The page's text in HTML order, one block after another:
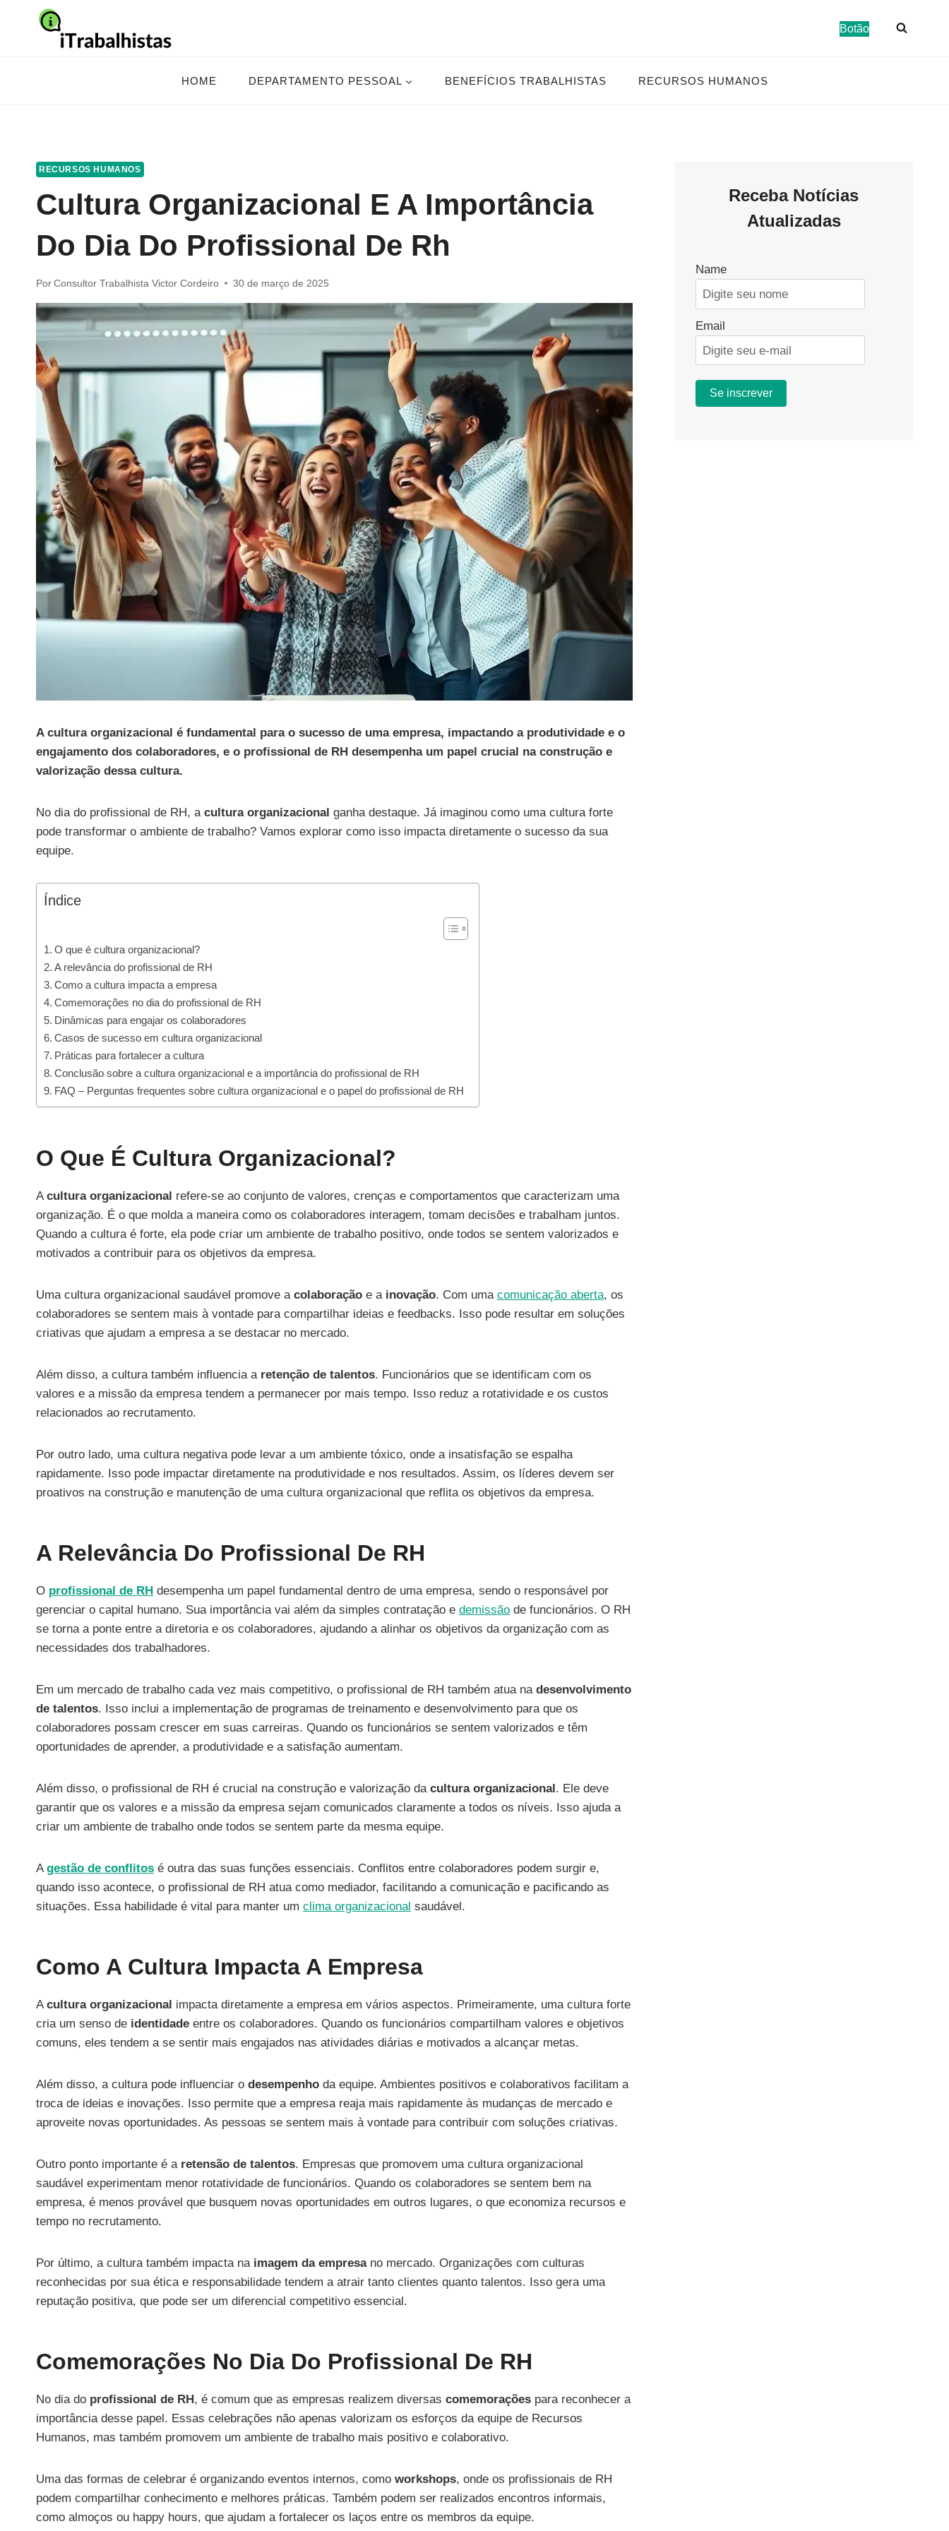
Botão
HOME DEPARTAMENTO PESSOAL BENEFÍCIOS TRABALHISTAS RECURSOS HUMANOS
RECURSOS HUMANOS
Cultura Organizacional E A Importância
Do Dia Do Profissional De Rh
Por Consultor Trabalhista Victor Cordeiro 30 de março de 2025
A cultura organizacional é fundamental para o sucesso de uma empresa, impactando a produtividade e o
engajamento dos colaboradores, e o profissional de RH desempenha um papel crucial na construção e
valorização dessa cultura.
No dia do profissional de RH, a cultura organizacional ganha destaque. Já imaginou como uma cultura forte
pode transformar o ambiente de trabalho? Vamos explorar como isso impacta diretamente o sucesso da sua
equipe.
Índice
O que é cultura organizacional?
A relevância do profissional de RH
Como a cultura impacta a empresa
Comemorações no dia do profissional de RH
Dinâmicas para engajar os colaboradores
Casos de sucesso em cultura organizacional
Práticas para fortalecer a cultura
Conclusão sobre a cultura organizacional e a importância do profissional de RH
FAQ – Perguntas frequentes sobre cultura organizacional e o papel do profissional de RH
O Que É Cultura Organizacional?
A cultura organizacional refere-se ao conjunto de valores, crenças e comportamentos que caracterizam uma
organização. É o que molda a maneira como os colaboradores interagem, tomam decisões e trabalham juntos.
Quando a cultura é forte, ela pode criar um ambiente de trabalho positivo, onde todos se sentem valorizados e
motivados a contribuir para os objetivos da empresa.
Uma cultura organizacional saudável promove a colaboração e a inovação. Com uma comunicação aberta, os
colaboradores se sentem mais à vontade para compartilhar ideias e feedbacks. Isso pode resultar em soluções
criativas que ajudam a empresa a se destacar no mercado.
Além disso, a cultura também influencia a retenção de talentos. Funcionários que se identificam com os
valores e a missão da empresa tendem a permanecer por mais tempo. Isso reduz a rotatividade e os custos
relacionados ao recrutamento.
Por outro lado, uma cultura negativa pode levar a um ambiente tóxico, onde a insatisfação se espalha
rapidamente. Isso pode impactar diretamente na produtividade e nos resultados. Assim, os líderes devem ser
proativos na construção e manutenção de uma cultura organizacional que reflita os objetivos da empresa.
A Relevância Do Profissional De RH
O profissional de RH desempenha um papel fundamental dentro de uma empresa, sendo o responsável por
gerenciar o capital humano. Sua importância vai além da simples contratação e demissão de funcionários. O RH
se torna a ponte entre a diretoria e os colaboradores, ajudando a alinhar os objetivos da organização com as
necessidades dos trabalhadores.
Em um mercado de trabalho cada vez mais competitivo, o profissional de RH também atua na desenvolvimento
de talentos. Isso inclui a implementação de programas de treinamento e desenvolvimento para que os
colaboradores possam crescer em suas carreiras. Quando os funcionários se sentem valorizados e têm
oportunidades de aprender, a produtividade e a satisfação aumentam.
Além disso, o profissional de RH é crucial na construção e valorização da cultura organizacional. Ele deve
garantir que os valores e a missão da empresa sejam comunicados claramente a todos os níveis. Isso ajuda a
criar um ambiente de trabalho onde todos se sentem parte da mesma equipe.
A gestão de conflitos é outra das suas funções essenciais. Conflitos entre colaboradores podem surgir e,
quando isso acontece, o profissional de RH atua como mediador, facilitando a comunicação e pacificando as
situações. Essa habilidade é vital para manter um clima organizacional saudável.
Como A Cultura Impacta A Empresa
A cultura organizacional impacta diretamente a empresa em vários aspectos. Primeiramente, uma cultura forte
cria um senso de identidade entre os colaboradores. Quando os funcionários compartilham valores e objetivos
comuns, eles tendem a se sentir mais engajados nas atividades diárias e motivados a alcançar metas.
Além disso, a cultura pode influenciar o desempenho da equipe. Ambientes positivos e colaborativos facilitam a
troca de ideias e inovações. Isso permite que a empresa reaja mais rapidamente às mudanças de mercado e
aproveite novas oportunidades. As pessoas se sentem mais à vontade para contribuir com soluções criativas.
Outro ponto importante é a retensão de talentos. Empresas que promovem uma cultura organizacional
saudável experimentam menor rotatividade de funcionários. Quando os colaboradores se sentem bem na
empresa, é menos provável que busquem novas oportunidades em outros lugares, o que economiza recursos e
tempo no recrutamento.
Por último, a cultura também impacta na imagem da empresano mercado. Organizações com culturas
reconhecidas por sua ética e responsabilidade tendem a atrair tanto clientes quanto talentos. Isso gera uma
reputação positiva, que pode ser um diferencial competitivo essencial.
Comemorações No Dia Do Profissional De RH
No dia do profissional de RH, é comum que as empresas realizem diversas comemorações para reconhecer a
importância desse papel. Essas celebrações não apenas valorizam os esforços da equipe de Recursos
Humanos, mas também promovem um ambiente de trabalho mais positivo e colaborativo.
Uma das formas de celebrar é organizando eventos internos, como workshops, onde os profissionais de RH
podem compartilhar conhecimento e melhores práticas. Também podem ser realizados encontros informais,
como almoços ou happy hours, que ajudam a fortalecer os laços entre os membros da equipe.
Receba Notícias
Atualizadas
Name
Email